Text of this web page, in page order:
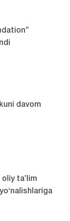
davom
ta’lim